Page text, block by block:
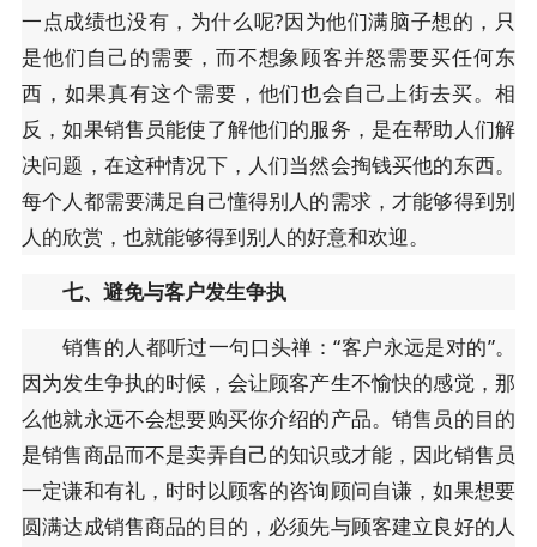
一点成绩也没有，为什么呢?因为他们满脑子想的，只
是他们自己的需要，而不想象顾客并怒需要买任何东
西，如果真有这个需要，他们也会自己上街去买。相
反，如果销售员能使了解他们的服务，是在帮助人们解
决问题，在这种情况下，人们当然会掏钱买他的东西。
每个人都需要满足自己懂得别人的需求，才能够得到别
人的欣赏，也就能够得到别人的好意和欢迎。
七、避免与客户发生争执
销售的人都听过一句口头禅：“客户永远是对的”。
因为发生争执的时候，会让顾客产生不愉快的感觉，那
么他就永远不会想要购买你介绍的产品。销售员的目的
是销售商品而不是卖弄自己的知识或才能，因此销售员
一定谦和有礼，时时以顾客的咨询顾问自谦，如果想要
圆满达成销售商品的目的，必须先与顾客建立良好的人